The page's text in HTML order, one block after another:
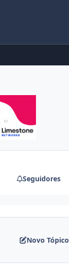
Seguidores
Novo Tópico